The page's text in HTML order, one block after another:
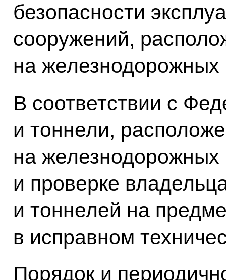
безопасности
сооружений,
на железнодорожных
В соответствии с
и тоннели,
на железнодорожных
и проверке
и тоннелей на
в исправном
Порядок и